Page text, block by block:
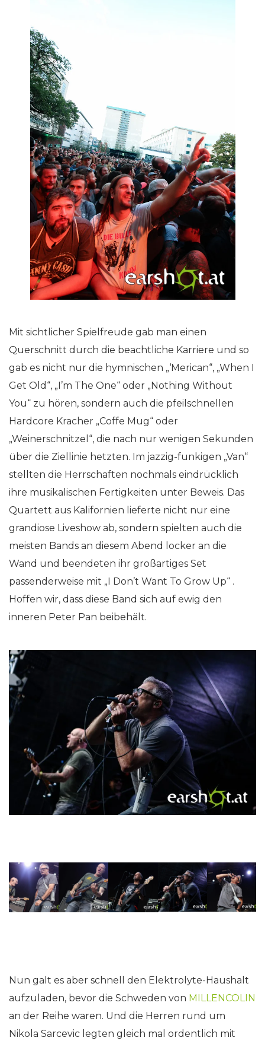
Mit sichtlicher Spielfreude gab man einen
Querschnitt durch die beachtliche Karriere und so
gab es nicht nur die hymnischen „‘Merican“, „When I
Get Old“, „I’m The One“ oder „Nothing Without
You“ zu hören, sondern auch die pfeilschnellen
Hardcore Kracher „Coffe Mug“ oder
„Weinerschnitzel“, die nach nur wenigen Sekunden
über die Ziellinie hetzten. Im jazzig-funkigen „Van“
stellten die Herrschaften nochmals eindrücklich
ihre musikalischen Fertigkeiten unter Beweis. Das
Quartett aus Kalifornien lieferte nicht nur eine
grandiose Liveshow ab, sondern spielten auch die
meisten Bands an diesem Abend locker an die
Wand und beendeten ihr großartiges Set
passenderweise mit „I Don’t Want To Grow Up“ .
Hoffen wir, dass diese Band sich auf ewig den
inneren Peter Pan beibehält.
Nun galt es aber schnell den Elektrolyte-Haushalt
aufzuladen, bevor die Schweden von MILLENCOLIN
an der Reihe waren. Und die Herren rund um
Nikola Sarcevic legten gleich mal ordentlich mit